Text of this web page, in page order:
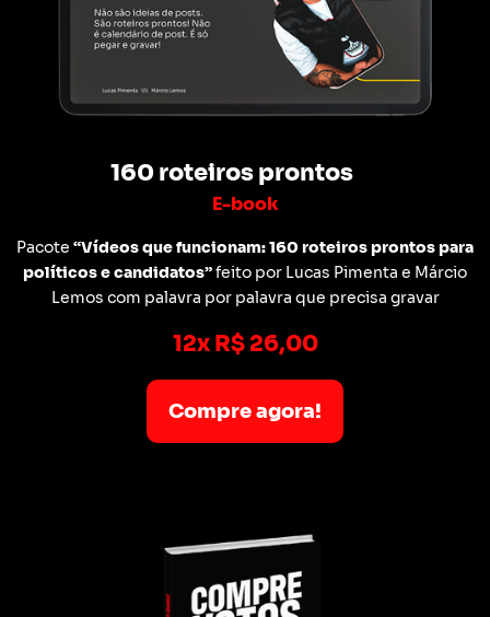
160 roteiros prontos
E-book
Pacote “Vídeos que funcionam: 160 roteiros prontos para
políticos e candidatos”feito por Lucas Pimenta e Márcio
Lemos com palavra por palavra que precisa gravar
12x R$ 26,00
Compre agora!